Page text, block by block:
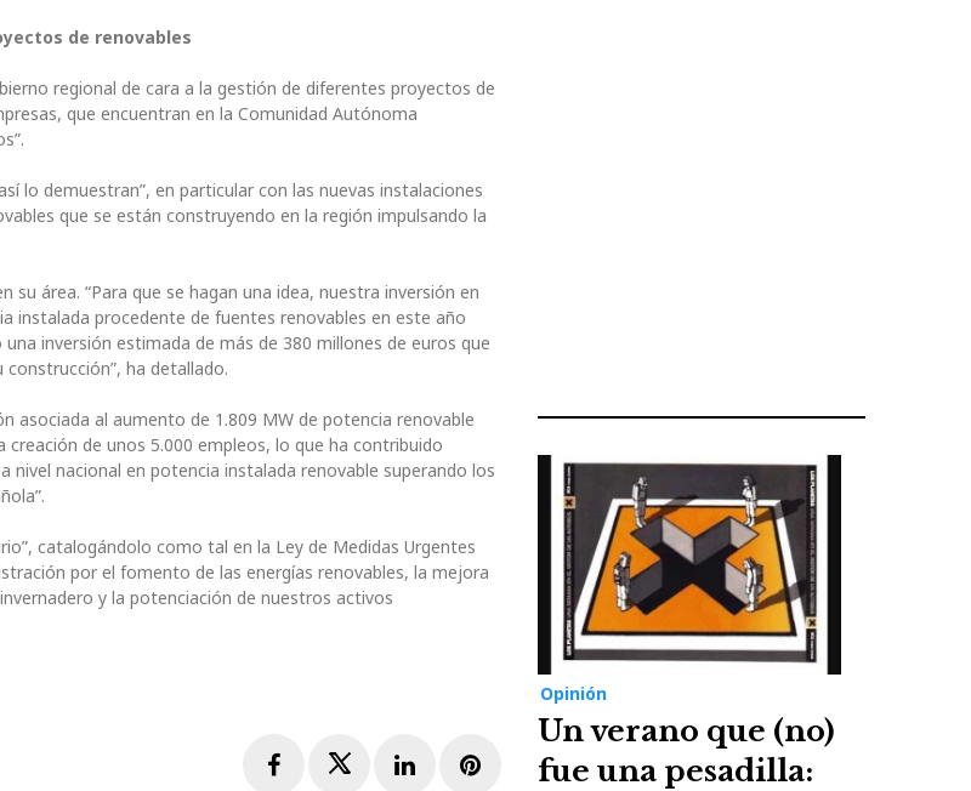
de renovables
regional de cara a la gestión de diferentes proyectos de
que encuentran en la Comunidad Autónoma
lo demuestran”, en particular con las nuevas instalaciones
que se están construyendo en la región impulsando la
área. “Para que se hagan una idea, nuestra inversión en
instalada procedente de fuentes renovables en este año
inversión estimada de más de 380 millones de euros que
ha detallado.
asociada al aumento de 1.809 MW de potencia renovable
de unos 5.000 empleos, lo que ha contribuido
nacional en potencia instalada renovable superando los
catalogándolo como tal en la Ley de Medidas Urgentes
por el fomento de las energías renovables, la mejora
y la potenciación de nuestros activos
FacebookTwitterLinkedInPinterest
Opinión
Un verano que (no)
fue una pesadilla: